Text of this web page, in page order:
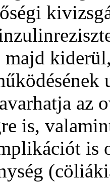
majd
az
is,
is